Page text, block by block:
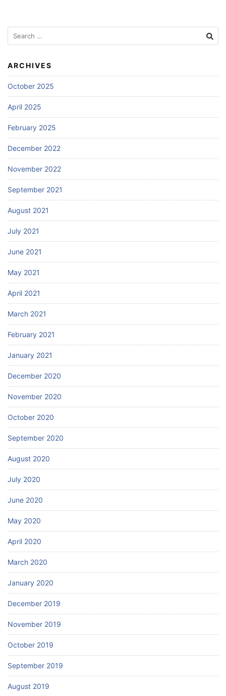
Search
for:
ARCHIVES
October 2025
April 2025
February 2025
December 2022
November 2022
September 2021
August 2021
July 2021
June 2021
May 2021
April 2021
March 2021
February 2021
January 2021
December 2020
November 2020
October 2020
September 2020
August 2020
July 2020
June 2020
May 2020
April 2020
March 2020
January 2020
December 2019
November 2019
October 2019
September 2019
August 2019